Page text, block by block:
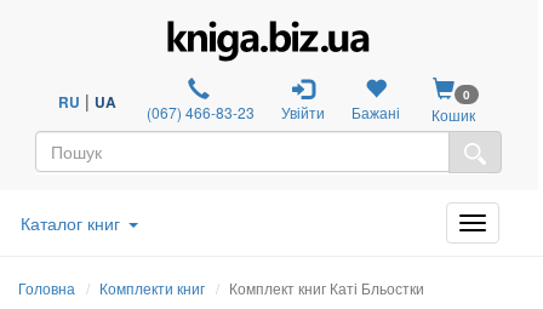
RU | UA (067) 466-83-23 Увійти Бажані
0
Кошик
Каталог книг
Головна Комплекти книг Комплект книг Каті Бльостки